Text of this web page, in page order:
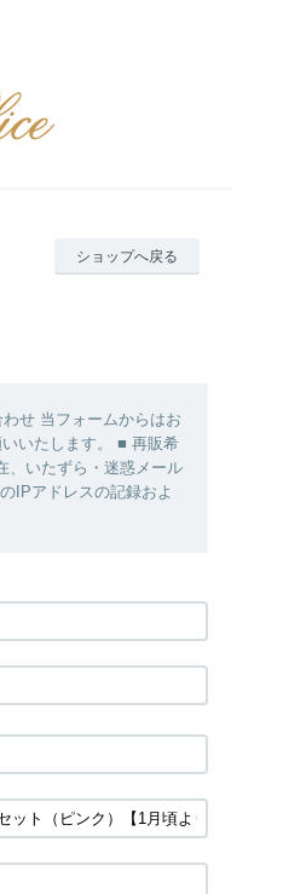
ショップへ戻る
せ 当フォームからはお
いたします。 ■ 再販希
、いたずら・迷惑メール
IPアドレスの記録およ